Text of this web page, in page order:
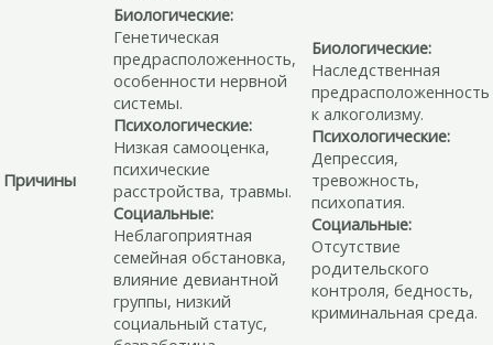
Причины
Биологические:
Генетическая
предрасположенность,
особенности нервной
системы.
Психологические:
Низкая самооценка,
психические
расстройства, травмы.
Социальные:
Неблагоприятная
семейная обстановка,
влияние девиантной
группы, низкий
социальный статус,
Биологические:
Наследственная
предрасположенность
к алкоголизму.
Психологические:
Депрессия,
тревожность,
психопатия.
Социальные:
Отсутствие
родительского
контроля, бедность,
криминальная среда.